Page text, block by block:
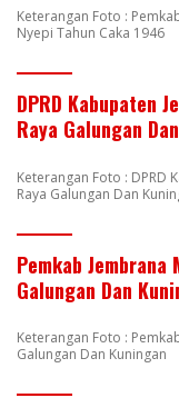
Keterangan Foto :
Nyepi Tahun Caka 1946
DPRD Kabupaten
Raya Galungan
Keterangan Foto : DPRD
Raya Galungan Dan
Pemkab
Galungan Dan
Keterangan Foto :
Galungan Dan Kuningan